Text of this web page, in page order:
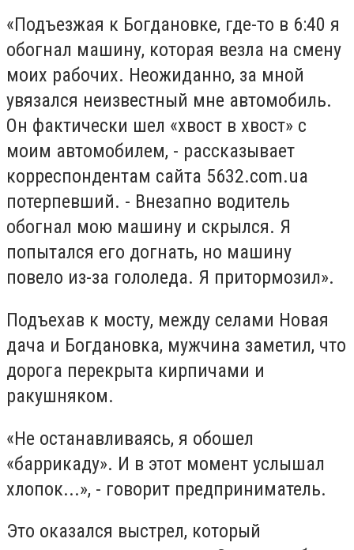
«Подъезжая к Богдановке, где-то в 6:40 я
обогнал машину, которая везла на смену
моих рабочих. Неожиданно, за мной
увязался неизвестный мне автомобиль.
Он фактически шел «хвост в хвост» с
моим автомобилем, - рассказывает
корреспондентам сайта 5632.com.ua
потерпевший. - Внезапно водитель
обогнал мою машину и скрылся. Я
попытался его догнать, но машину
повело из-за гололеда. Я притормозил».
Подъехав к мосту, между селами Новая
дача и Богдановка, мужчина заметил, что
дорога перекрыта кирпичами и
ракушняком.
«Не останавливаясь, я обошел
«баррикаду». И в этот момент услышал
хлопок...», - говорит предприниматель.
Это оказался выстрел, который